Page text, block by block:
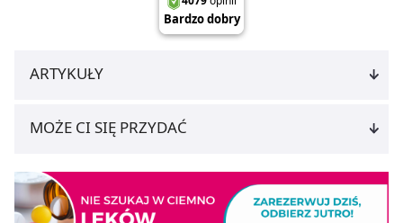
ARTYKUŁY
MOŻE CI SIĘ PRZYDAĆ